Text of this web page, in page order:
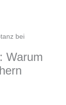
bei
Warum